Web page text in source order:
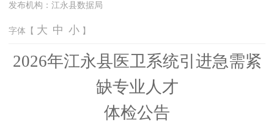
发布机构： 江永县数据局
字体【 大 中 小 】
2026年江永县医卫系统引进急需紧
缺专业人才
体检公告